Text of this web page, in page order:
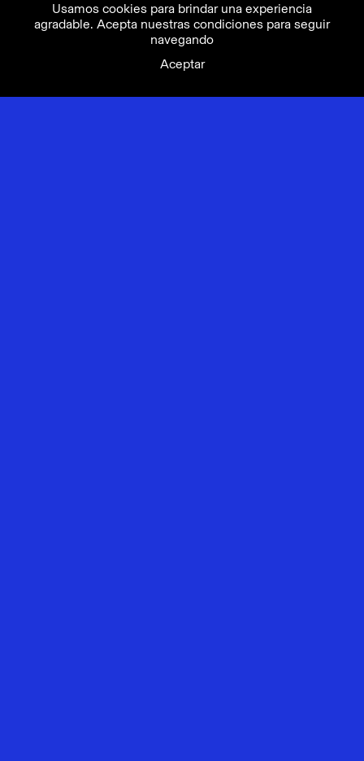
Usamos cookies para brindar una experiencia
agradable. Acepta nuestras condiciones para seguir
navegando
Aceptar